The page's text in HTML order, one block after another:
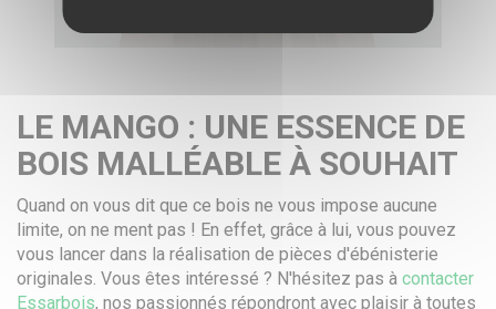
LE MANGO : UNE ESSENCE DE
BOIS MALLÉABLE À SOUHAIT
Quand on vous dit que ce bois ne vous impose aucune
limite, on ne ment pas ! En effet, grâce à lui, vous pouvez
vous lancer dans la réalisation de pièces d'ébénisterie
originales. Vous êtes intéressé ? N'hésitez pas à contacter
Essarbois, nos passionnés répondront avec plaisir à toutes